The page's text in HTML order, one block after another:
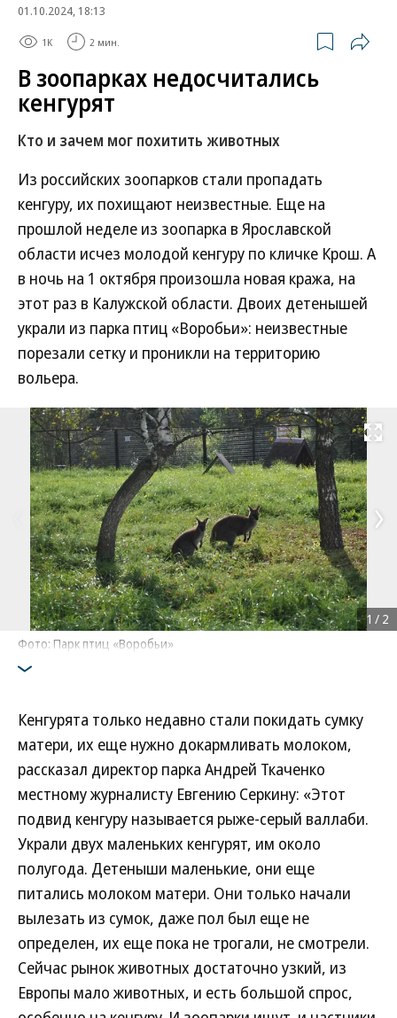
01.10.2024, 18:13
1K 2 мин.
В зоопарках недосчитались
кенгурят
Кто и зачем мог похитить животных
Из российских зоопарков стали пропадать
кенгуру, их похищают неизвестные. Еще на
прошлой неделе из зоопарка в Ярославской
области исчез молодой кенгуру по кличке Крош. А
в ночь на 1 октября произошла новая кража, на
этот раз в Калужской области. Двоих детенышей
украли из парка птиц «Воробьи»: неизвестные
порезали сетку и проникли на территорию
вольера.
Развернуть
Фото: Парк птиц «Воробьи»
1 / 2
Кенгурята только недавно стали покидать сумку
матери, их еще нужно докармливать молоком,
рассказал директор парка Андрей Ткаченко
местному журналисту Евгению Серкину: «Этот
подвид кенгуру называется рыже-серый валлаби.
Украли двух маленьких кенгурят, им около
полугода. Детеныши маленькие, они еще
питались молоком матери. Они только начали
вылезать из сумок, даже пол был еще не
определен, их еще пока не трогали, не смотрели.
Сейчас рынок животных достаточно узкий, из
Европы мало животных, и есть большой спрос,